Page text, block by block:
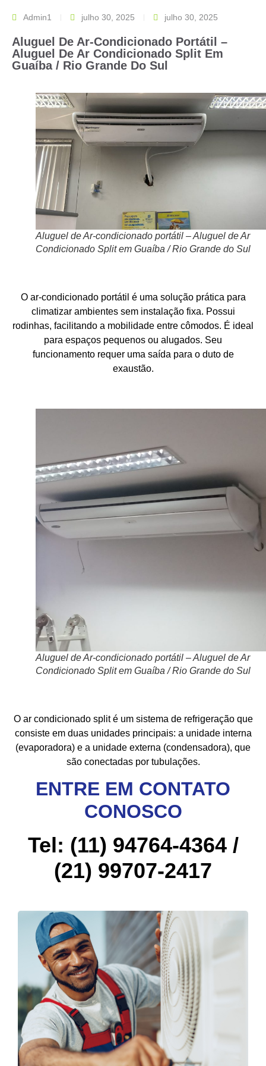
Admin1 julho 30, 2025 julho 30, 2025
Aluguel De Ar-Condicionado Portátil –
Aluguel De Ar Condicionado Split Em
Guaíba / Rio Grande Do Sul
Aluguel de Ar-condicionado portátil – Aluguel de Ar
Condicionado Split em Guaíba / Rio Grande do Sul
O ar-condicionado portátil é uma solução prática para
climatizar ambientes sem instalação fixa. Possui
rodinhas, facilitando a mobilidade entre cômodos. É ideal
para espaços pequenos ou alugados. Seu
funcionamento requer uma saída para o duto de
exaustão.
Aluguel de Ar-condicionado portátil – Aluguel de Ar
Condicionado Split em Guaíba / Rio Grande do Sul
O ar condicionado split é um sistema de refrigeração que
consiste em duas unidades principais: a unidade interna
(evaporadora) e a unidade externa (condensadora), que
são conectadas por tubulações.
ENTRE EM CONTATO
CONOSCO
Tel: (11) 94764-4364 /
(21) 99707-2417